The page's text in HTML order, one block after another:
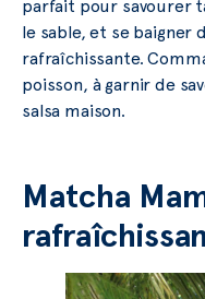
parfait pour savourer
le sable, et se baigner
rafraîchissante.
poisson, à garnir de
salsa maison.
Matcha